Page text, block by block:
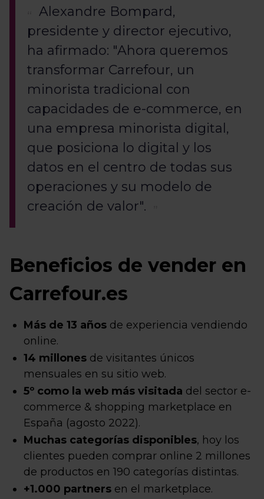
Alexandre Bompard,
presidente y director ejecutivo,
ha afirmado: "Ahora queremos
transformar Carrefour, un
minorista tradicional con
capacidades de e-commerce, en
una empresa minorista digital,
que posiciona lo digital y los
datos en el centro de todas sus
operaciones y su modelo de
creación de valor".
Beneficios de vender en
Carrefour.es
Más de 13 años de experiencia vendiendo
online.
14 millones de visitantes únicos
mensuales en su sitio web.
5º como la web más visitada del sector e-
commerce & shopping marketplace en
España (agosto 2022).
Muchas categorías disponibles, hoy los
clientes pueden comprar online 2 millones
de productos en 190 categorías distintas.
+1.000 partners en el marketplace.